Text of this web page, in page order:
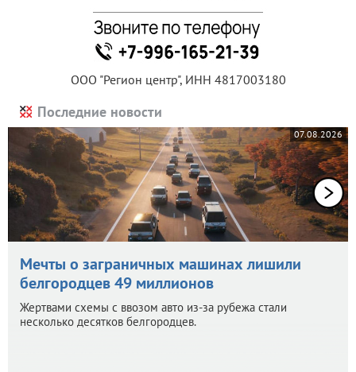
ООО "Регион центр", ИНН 4817003180
Последние новости
07.08.2026
Мечты о заграничных машинах лишили
белгородцев 49 миллионов
Жертвами схемы с ввозом авто из-за рубежа стали
несколько десятков белгородцев.